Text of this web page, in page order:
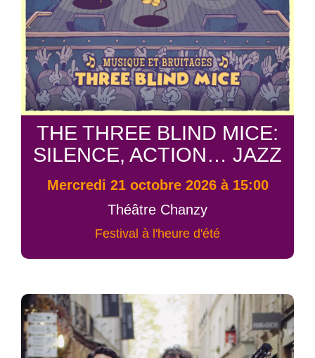
THE THREE BLIND MICE:
SILENCE, ACTION… JAZZ
mercredi 21 octobre 2026 à 15:00
Théâtre Chanzy
Festival à l'heure d'été